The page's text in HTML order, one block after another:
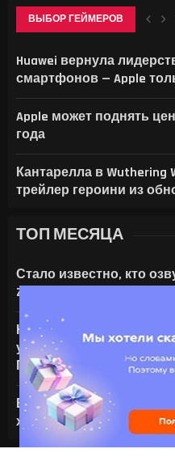
ВЫБОР ГЕЙМЕРОВ
Huawei вернула
смартфонов — Apple
Apple может поднять
года
Кантарелла в Wuthering
трейлер героини из
ТОП МЕСЯЦА
Стало известно, кто
Zero Company
На что только не идут
установил серверную
ПК с RTX 4080
Все амулеты и кольца в
характеристики и